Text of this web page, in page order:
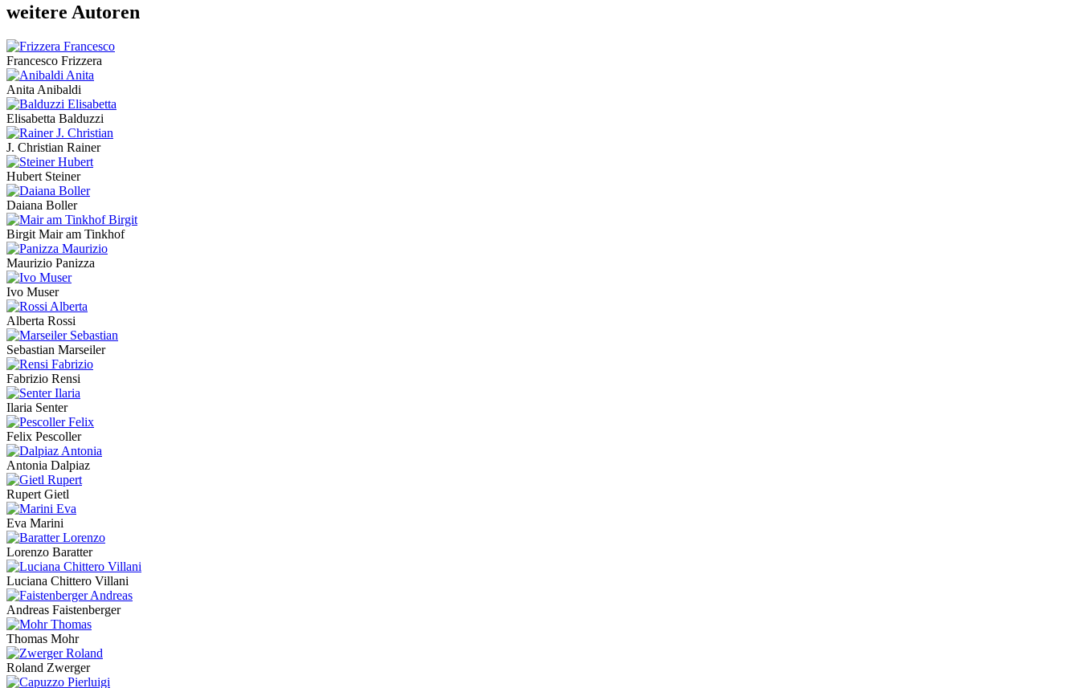
weitere Autoren
Francesco Frizzera
Anita Anibaldi
Elisabetta Balduzzi
J. Christian Rainer
Hubert Steiner
Daiana Boller
Birgit Mair am Tinkhof
Maurizio Panizza
Ivo Muser
Alberta Rossi
Sebastian Marseiler
Fabrizio Rensi
Ilaria Senter
Felix Pescoller
Antonia Dalpiaz
Rupert Gietl
Eva Marini
Lorenzo Baratter
Luciana Chittero Villani
Andreas Faistenberger
Thomas Mohr
Roland Zwerger